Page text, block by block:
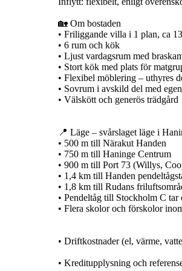
🏡 Om bostaden
• Friliggande villa i 1 plan, ca
• 6 rum och kök
• Ljust vardagsrum med
• Stort kök med plats för
• Flexibel möblering – uthyres
• Sovrum i avskild del med
• Välskött och generös trädgård
📍 Läge – svårslaget läge i
• 500 m till Närakut Handen
• 750 m till Haninge Centrum
• 900 m till Port 73 (Willys,
• 1,4 km till Handen
• 1,8 km till Rudans
• Pendeltåg till Stockholm C tar
• Flera skolor och förskolor
• Driftkostnader (el, värme,